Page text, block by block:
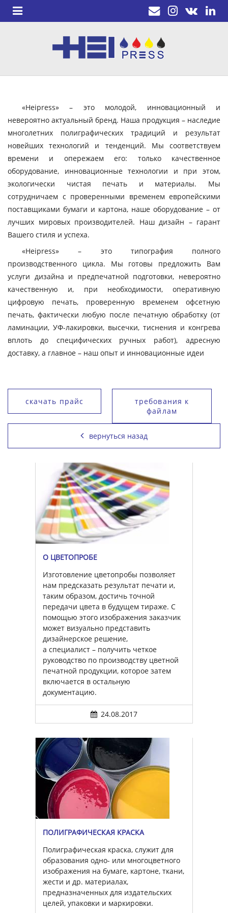
«Heipress» – это молодой, инновационный и
невероятно актуальный бренд. Наша продукция – наследие
многолетних полиграфических традиций и результат
новейших технологий и тенденций. Мы соответствуем
времени и опережаем его: только качественное
оборудование, инновационные технологии и при этом,
экологически чистая печать и материалы. Мы
сотрудничаем с проверенными временем европейскими
поставщиками бумаги и картона, наше оборудование – от
лучших мировых производителей. Наш дизайн – гарант
Вашего стиля и успеха.
«Heipress» – это типография полного
производственного цикла. Мы готовы предложить Вам
услуги дизайна и предпечатной подготовки, невероятно
качественную и, при необходимости, оперативную
цифровую печать, проверенную временем офсетную
печать, фактически любую после печатную обработку (от
ламинации, УФ-лакировки, высечки, тиснения и конгрева
вплоть до специфических ручных работ), адресную
доставку, а главное – наш опыт и инновационные идеи
скачать прайс
требования к
файлам
вернуться назад
О ЦВЕТОПРОБЕ
Изготовление цветопробы позволяет
нам предсказать результат печати и,
таким образом, достичь точной
передачи цвета в будущем тираже. С
помощью этого изображения заказчик
может визуально представить
дизайнерское решение,
а специалист – получить четкое
руководство по производству цветной
печатной продукции, которое затем
включается в остальную
документацию.
24.08.2017
ПОЛИГРАФИЧЕСКАЯ КРАСКА
Полиграфическая краска, служит для
образования одно- или многоцветного
изображения на бумаге, картоне, ткани,
жести и др. материалах,
предназначенных для издательских
целей, упаковки и маркировки.